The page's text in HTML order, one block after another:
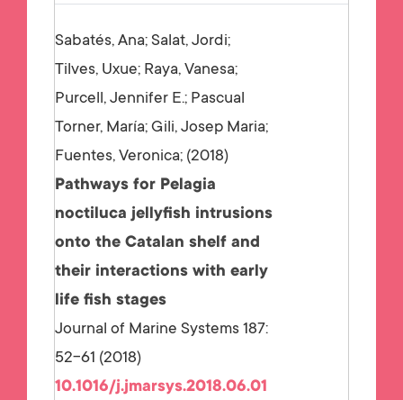
Sabatés, Ana; Salat, Jordi;
Tilves, Uxue; Raya, Vanesa;
Purcell, Jennifer E.; Pascual
Torner, María; Gili, Josep Maria;
Fuentes, Veronica; 2018
Pathways for Pelagia
noctiluca jellyfish intrusions
onto the Catalan shelf and
their interactions with early
life fish stages
Journal of Marine Systems 187:
52-61 (2018)
10.1016/j.jmarsys.2018.06.01